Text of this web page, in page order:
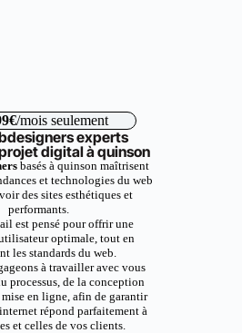
/mois seulement
experts
digital à quinson
basés à quinson maîtrisent
et technologies du web
des sites esthétiques et
performants.
est pensé pour offrir une
optimale, tout en
les standards du web.
à travailler avec vous
processus, de la conception
en ligne, afin de garantir
répond parfaitement à
et celles de vos clients.